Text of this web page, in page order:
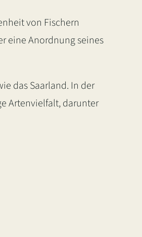
von Fischern
eine Anordnung seines
das Saarland. In der
Artenvielfalt, darunter